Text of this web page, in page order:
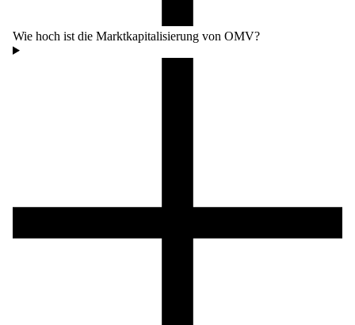
Wie hoch ist die Marktkapitalisierung von OMV?